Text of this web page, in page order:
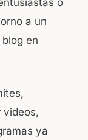
a un
en
videos,
ya